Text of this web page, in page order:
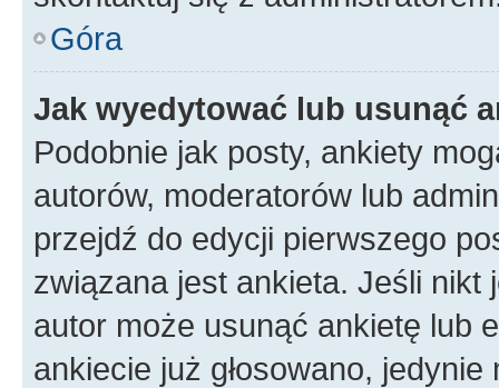
Góra
Jak wyedytować lub usunąć
Podobnie jak posty, ankiety
autorów, moderatorów lub
przejdź do edycji pierwszego
związana jest ankieta. Jeśli nikt
autor może usunąć ankietę lub
ankiecie już głosowano,